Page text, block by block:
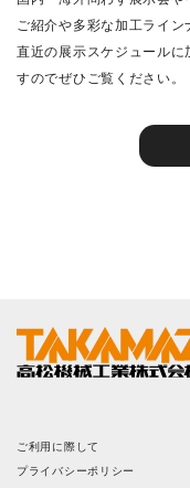
ご紹介や多彩な加工ライン
直近の展示スケジュールに
すのでぜひご覧ください。
ご利用に際して
プライバシーポリシー